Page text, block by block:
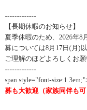
-------------
【長期休暇のお知らせ】
夏季休暇のため、2026年8
募については8月17日(月)
ご理解のほどよろしくお願
-------------
span style="font-
募も大歓迎（家族同伴も可